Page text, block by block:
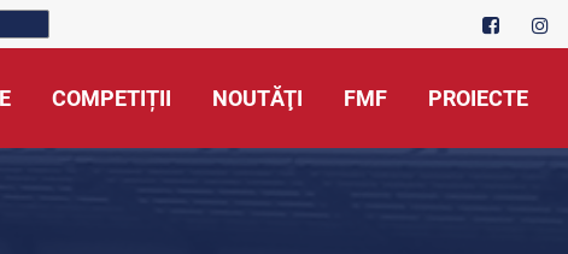
COMPETIȚII NOUTĂŢI FMF PROIECTE